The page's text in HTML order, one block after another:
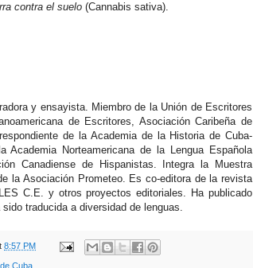
contra el suelo (Cannabis sativa).
y ensayista. Miembro de la Unión de Escritores
de Escritores, Asociación Caribeña de
de la Academia de la Historia de Cuba-
Academia Norteamericana de la Lengua Española
Canadiense de Hispanistas. Integra la Muestra
la Asociación Prometeo. Es co-editora de la revista
C.E. y otros proyectos editoriales. Ha publicado
traducida a diversidad de lenguas.
8:57 PM
Cuba